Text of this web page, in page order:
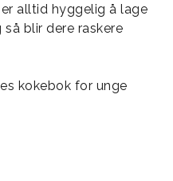
alltid hyggelig å lage
blir dere raskere
kokebok for unge